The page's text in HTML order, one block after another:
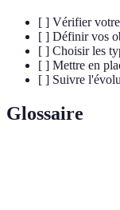
[ ] Vérifier
[ ] Définir vos
[ ] Choisir les
[ ] Mettre en
[ ] Suivre
Glossaire